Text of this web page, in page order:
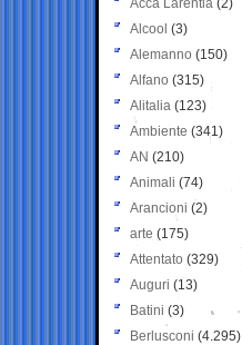
Acca Larentia (2)
Alcool (3)
Alemanno (150)
Alfano (315)
Alitalia (123)
Ambiente (341)
AN (210)
Animali (74)
Arancioni (2)
arte (175)
Attentato (329)
Auguri (13)
Batini (3)
Berlusconi (4.295)